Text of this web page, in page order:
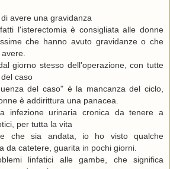
avere una gravidanza
l'isterectomia è consigliata alle donne
che hanno avuto gravidanze o che
giorno stesso dell'operazione, con tutte
caso
del caso" è la mancanza del ciclo,
è addirittura una panacea.
infezione urinaria cronica da tenere a
per tutta la vita
che sia andata, io ho visto qualche
da catetere, guarita in pochi giorni.
linfatici alle gambe, che significa